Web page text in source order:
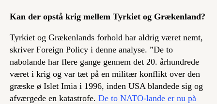
Kan der opstå krig mellem Tyrkiet og Grækenland?
Tyrkiet og Grækenlands forhold har aldrig været nemt,
skriver Foreign Policy i denne analyse. ”De to
nabolande har flere gange gennem det 20. århundrede
været i krig og var tæt på en militær konflikt over den
græske ø Islet Imia i 1996, inden USA blandede sig og
afværgede en katastrofe. De to NATO-lande er nu på